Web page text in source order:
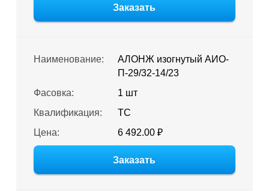
Заказать
Наименование:
АЛОНЖ изогнутый АИО-
П-29/32-14/23
Фасовка:
1 шт
Квалификация:
ТС
Цена:
6 492.00 ₽
Заказать